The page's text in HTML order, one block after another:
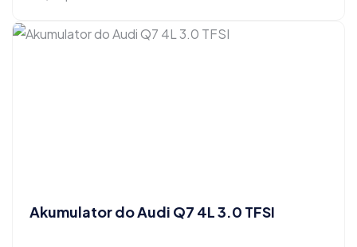
Akumulator do Audi Q7 4L 3.0 TFSI